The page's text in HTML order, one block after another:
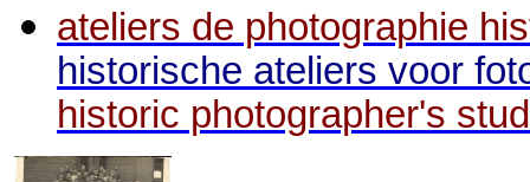
ateliers de photographie
historische ateliers voor
historic photographer's